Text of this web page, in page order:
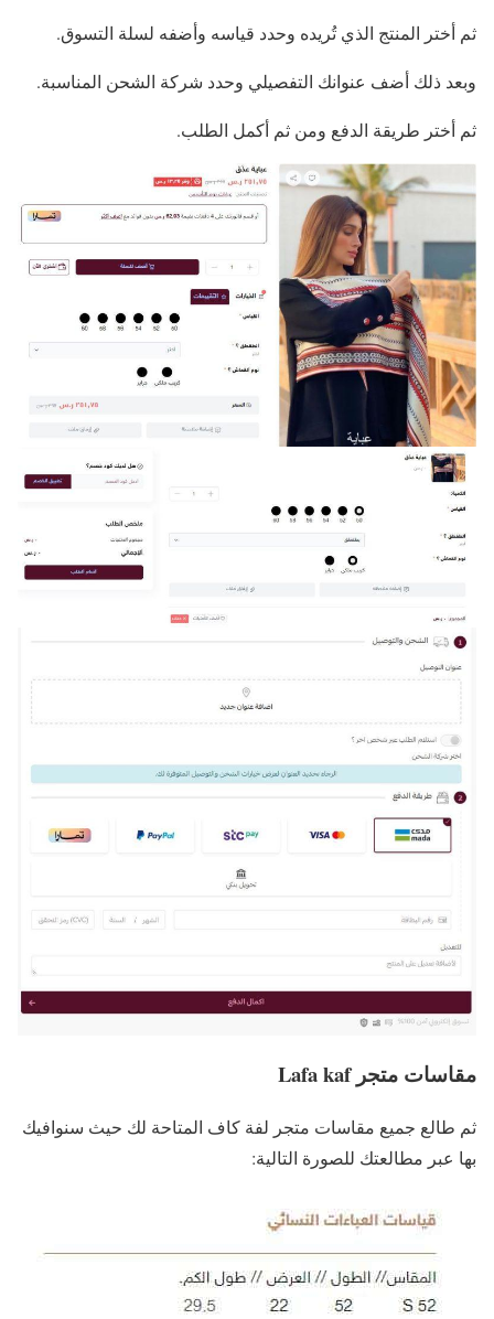
ثم أختر المنتج الذي تُريده وحدد قياسه وأضفه لسلة التسوق.
وبعد ذلك أضف عنوانك التفصيلي وحدد شركة الشحن المناسبة.
ثم أختر طريقة الدفع ومن ثم أكمل الطلب.
مقاسات متجر Lafa kaf
ثم طالع جميع مقاسات متجر لفة كاف المتاحة لك حيث سنوافيك
بها عبر مطالعتك للصورة التالية: